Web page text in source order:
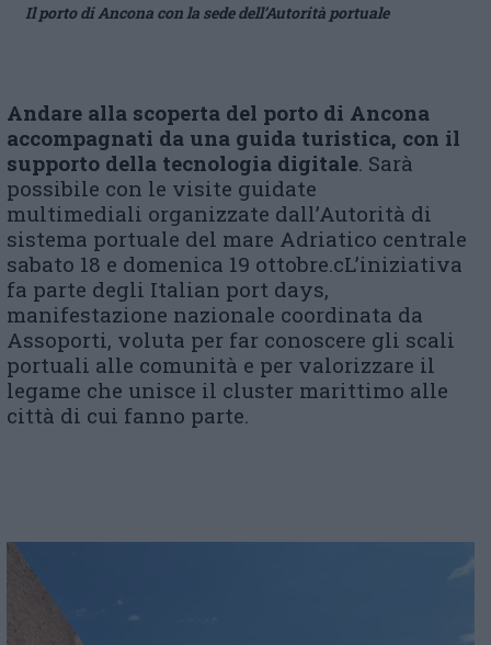
Il porto di Ancona con la sede dell’Autorità portuale
Andare alla scoperta del porto di Ancona
accompagnati da una guida turistica, con il
supporto della tecnologia digitale. Sarà
possibile con le visite guidate
multimediali organizzate dall’Autorità di
sistema portuale del mare Adriatico centrale
sabato 18 e domenica 19 ottobre.cL’iniziativa
fa parte degli Italian port days,
manifestazione nazionale coordinata da
Assoporti, voluta per far conoscere gli scali
portuali alle comunità e per valorizzare il
legame che unisce il cluster marittimo alle
città di cui fanno parte.